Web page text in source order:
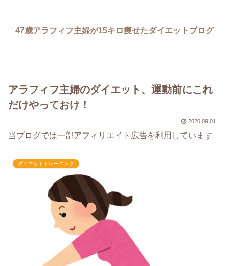
47歳アラフィフ主婦が15キロ痩せたダイエットブログ
アラフィフ主婦のダイエット、運動前にこれ
だけやっておけ！
2020.09.01
当ブログでは一部アフィリエイト広告を利用しています
ダイエットトレーニング